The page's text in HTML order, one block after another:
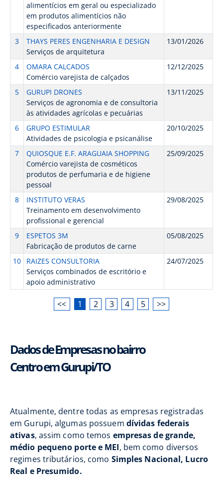
alimentícios em geral ou especializado
em produtos alimentícios não
especificados anteriormente
3
THAYS PERES ENGENHARIA E DESIGN
Serviços de arquitetura
13/01/2026
4
OMARA CALCADOS
Comércio varejista de calçados
12/12/2025
5
GURUPI DRONES
Serviços de agronomia e de consultoria
às atividades agrícolas e pecuárias
13/11/2025
6
GRUPO ESTIMULAR
Atividades de psicologia e psicanálise
20/10/2025
7
QUIOSQUE E.F. ARAGUAIA SHOPPING
Comércio varejista de cosméticos
produtos de perfumaria e de higiene
pessoal
25/09/2025
8
INSTITUTO VERAS
Treinamento em desenvolvimento
profissional e gerencial
29/08/2025
9
ESPETOS 3M
Fabricação de produtos de carne
05/08/2025
10
RAIZES CONSULTORIA
Serviços combinados de escritório e
apoio administrativo
24/07/2025
<< 1 2 3 4 5 >>
Dados de Empresas no bairro
Centro em Gurupi/TO
Atualmente, dentre todas as empresas registradas
em Gurupi, algumas possuem dívidas federais
ativas, assim como temos empresas de grande,
médio pequeno porte e MEI, bem como diversos
regimes tributários, como Simples Nacional, Lucro
Real e Presumido.